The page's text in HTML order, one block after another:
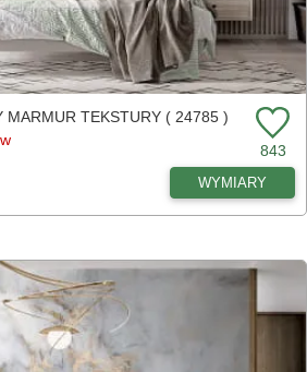
MARMUR TEKSTURY ( 24785 )
843
WYMIARY